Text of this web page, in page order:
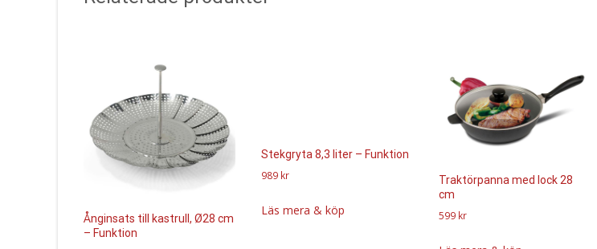
Ånginsats till kastrull, Ø28 cm
– Funktion
Stekgryta 8,3 liter – Funktion
989 kr
Läs mera & köp
Traktörpanna med lock 28
cm
599 kr